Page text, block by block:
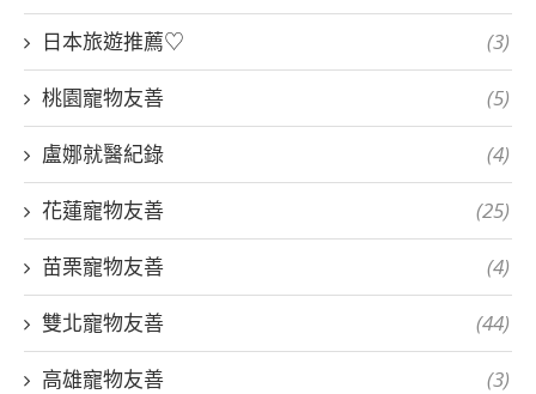
日本旅遊推薦♡ (3)
桃園寵物友善 (5)
盧娜就醫紀錄 (4)
花蓮寵物友善 (25)
苗栗寵物友善 (4)
雙北寵物友善 (44)
高雄寵物友善 (3)